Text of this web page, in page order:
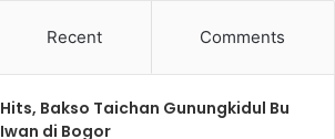
Recent Comments
Hits, Bakso Taichan Gunungkidul Bu
Iwan di Bogor